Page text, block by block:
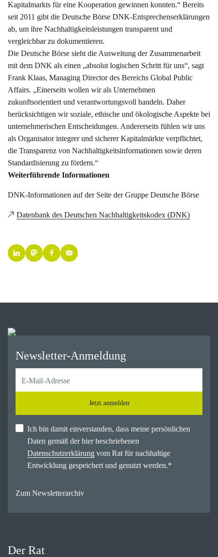
Kapitalmarkts für eine Kooperation gewinnen konnten.“ Bereits
seit 2011 gibt die Deutsche Börse DNK-Entsprechenserklärungen
ab, um ihre Nachhaltigkeitsleistungen transparent und
vergleichbar zu dokumentieren.
Die Deutsche Börse sieht die Ausweitung der Zusammenarbeit
mit dem DNK als einen „absolut logischen Schritt für uns“, sagt
Frank Klaas, Managing Director des Bereichs Global Public
Affairs. „Einerseits wollen wir als Unternehmen
zukunftsorientiert und verantwortungsvoll handeln. Daher
berücksichtigen wir soziale, ethische und ökologische Aspekte bei
unternehmerischen Entscheidungen. Andererseits fühlen wir uns
als Organisator integrer und sicherer Kapitalmärkte verpflichtet,
die Transparenz von Nachhaltigkeitsinformationen sowie deren
Standardisierung zu fördern.“
Weiterführende Informationen
DNK-Informationen auf der Seite der Gruppe Deutsche Börse
Datenbank des Deutschen Nachhaltigkeitskodex (DNK)
Newsletter-Anmeldung
Jetzt anmelden
Ich bin damit einverstanden, dass meine persönlichen
Daten gemäß der hier beschriebenen
Datenschutzerklärung vom Rat für nachhaltige
Entwicklung gespeichert und genutzt werden.*
Zum Newsletterarchiv
Der Rat